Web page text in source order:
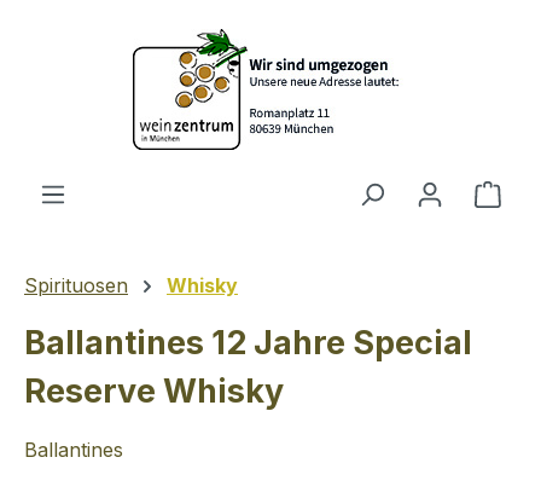
Zum Hauptinhalt springen
Spirituosen Whisky
Ballantines 12 Jahre Special
Reserve Whisky
Ballantines